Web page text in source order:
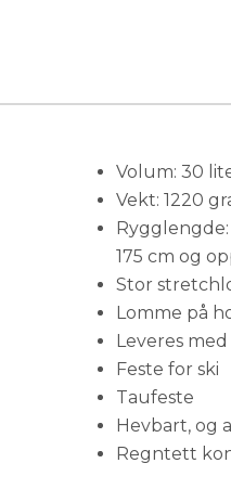
Volum: 30
Vekt: 1220
175 cm og
Stor
Lomme på
Leveres
Feste for ski
Taufeste
Hevbart, og
Regntett